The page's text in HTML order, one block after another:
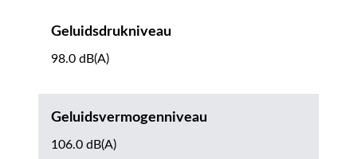
Geluidsdrukniveau
98.0 dB(A)
Geluidsvermogenniveau
106.0 dB(A)